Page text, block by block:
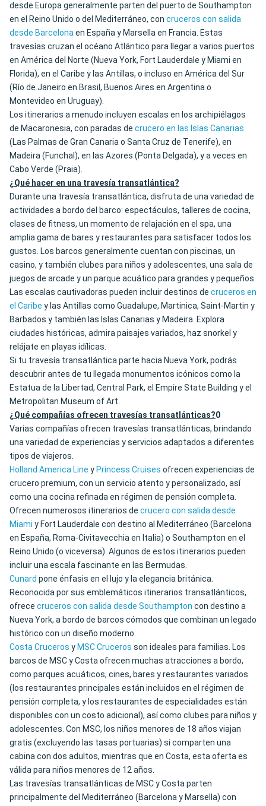
desde Europa generalmente parten del puerto de Southampton
en el Reino Unido o del Mediterráneo, con cruceros con salida
desde Barcelonaen España y Marsella en Francia. Estas
travesías cruzan el océano Atlántico para llegar a varios puertos
en América del Norte (Nueva York, Fort Lauderdale y Miami en
Florida), en el Caribe y las Antillas, o incluso en América del Sur
(Río de Janeiro en Brasil, Buenos Aires en Argentina o
Montevideo en Uruguay).
Los itinerarios a menudo incluyen escalas en los archipiélagos
de Macaronesia, con paradas de crucero en las Islas Canarias
(Las Palmas de Gran Canaria o Santa Cruz de Tenerife), en
Madeira (Funchal), en las Azores (Ponta Delgada), y a veces en
Cabo Verde (Praia).
¿Qué hacer en una travesía transatlántica?
Durante una travesía transatlántica, disfruta de una variedad de
actividades a bordo del barco: espectáculos, talleres de cocina,
clases de fitness, un momento de relajación en el spa, una
amplia gama de bares y restaurantes para satisfacer todos los
gustos. Los barcos generalmente cuentan con piscinas, un
casino, y también clubes para niños y adolescentes, una sala de
juegos de arcade y un parque acuático para grandes y pequeños.
Las escalas cautivadoras pueden incluir destinos de cruceros en
el Caribe y las Antillas como Guadalupe, Martinica, Saint-Martin y
Barbados y también las Islas Canarias y Madeira. Explora
ciudades históricas, admira paisajes variados, haz snorkel y
relájate en playas idílicas.
Si tu travesía transatlántica parte hacia Nueva York, podrás
descubrir antes de tu llegada monumentos icónicos como la
Estatua de la Libertad, Central Park, el Empire State Building y el
Metropolitan Museum of Art.
¿Qué compañías ofrecen travesías transatlánticas?0
Varias compañías ofrecen travesías transatlánticas, brindando
una variedad de experiencias y servicios adaptados a diferentes
tipos de viajeros.
Holland America Line y Princess Cruises ofrecen experiencias de
crucero premium, con un servicio atento y personalizado, así
como una cocina refinada en régimen de pensión completa.
Ofrecen numerosos itinerarios de crucero con salida desde
Miami y Fort Lauderdale con destino al Mediterráneo (Barcelona
en España, Roma-Civitavecchia en Italia) o Southampton en el
Reino Unido (o viceversa). Algunos de estos itinerarios pueden
incluir una escala fascinante en las Bermudas.
Cunard pone énfasis en el lujo y la elegancia británica.
Reconocida por sus emblemáticos itinerarios transatlánticos,
ofrece cruceros con salida desde Southampton con destino a
Nueva York, a bordo de barcos cómodos que combinan un legado
histórico con un diseño moderno.
Costa Cruceros y MSC Cruceros son ideales para familias. Los
barcos de MSC y Costa ofrecen muchas atracciones a bordo,
como parques acuáticos, cines, bares y restaurantes variados
(los restaurantes principales están incluidos en el régimen de
pensión completa, y los restaurantes de especialidades están
disponibles con un costo adicional), así como clubes para niños y
adolescentes. Con MSC, los niños menores de 18 años viajan
gratis (excluyendo las tasas portuarias) si comparten una
cabina con dos adultos, mientras que en Costa, esta oferta es
válida para niños menores de 12 años.
Las travesías transatlánticas de MSC y Costa parten
principalmente del Mediterráneo (Barcelona y Marsella) con